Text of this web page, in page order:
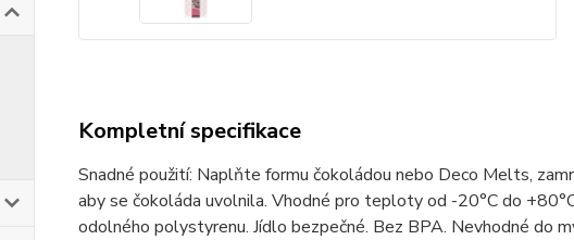
Kompletní specifikace
Snadné použití: Naplňte formu čokoládou nebo Deco Melts,
aby se čokoláda uvolnila. Vhodné pro teploty od -20°C do
odolného polystyrenu. Jídlo bezpečné. Bez BPA. Nevhodné do